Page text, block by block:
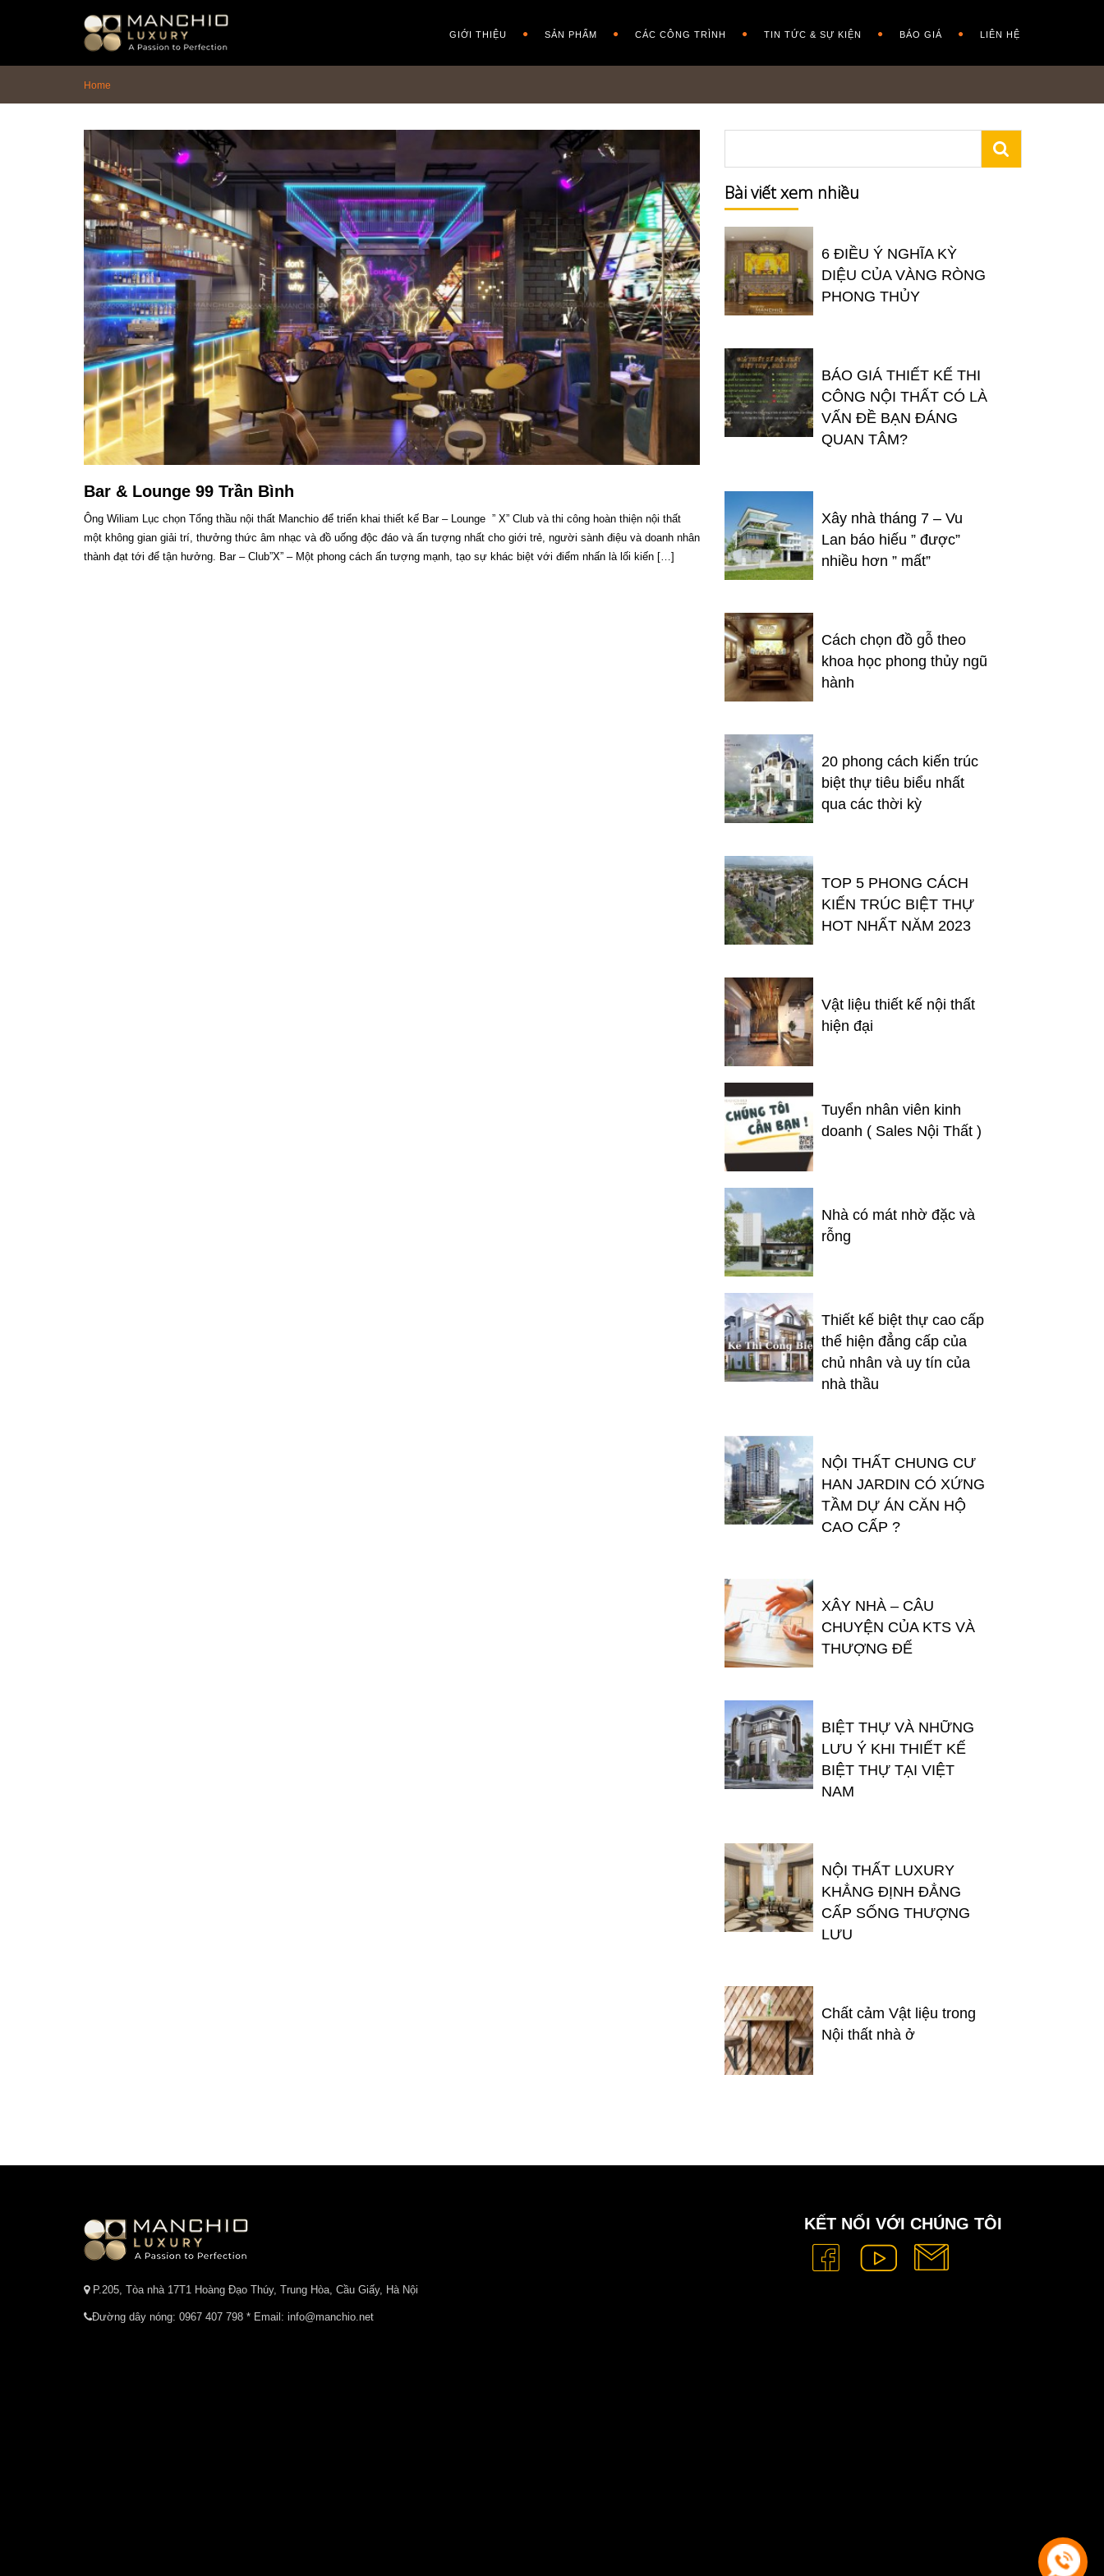
GIỚI THIỆU SẢN PHẨM CÁC CÔNG TRÌNH TIN TỨC & SỰ KIỆN BÁO GIÁ LIÊN HỆ
Home
Bar & Lounge 99 Trần Bình
Ông Wiliam Lục chọn Tổng thầu nội thất Manchio để triển khai thiết kế Bar – Lounge ” X” Club và thi công hoàn thiện nội thất
một không gian giải trí, thưởng thức âm nhạc và đồ uống độc đáo và ấn tượng nhất cho giới trẻ, người sành điệu và doanh nhân
thành đạt tới để tận hưởng. Bar – Club”X” – Một phong cách ấn tượng mạnh, tạo sự khác biệt với điểm nhấn là lối kiến […]
Bài viết xem nhiều
6 ĐIỀU Ý NGHĨA KỲ
DIỆU CỦA VÀNG RÒNG
PHONG THỦY
BÁO GIÁ THIẾT KẾ THI
CÔNG NỘI THẤT CÓ LÀ
VẤN ĐỀ BẠN ĐÁNG
QUAN TÂM?
Xây nhà tháng 7 – Vu
Lan báo hiếu ” được”
nhiều hơn ” mất”
Cách chọn đồ gỗ theo
khoa học phong thủy ngũ
hành
20 phong cách kiến trúc
biệt thự tiêu biểu nhất
qua các thời kỳ
TOP 5 PHONG CÁCH
KIẾN TRÚC BIỆT THỰ
HOT NHẤT NĂM 2023
Vật liệu thiết kế nội thất
hiện đại
Tuyển nhân viên kinh
doanh ( Sales Nội Thất )
Nhà có mát nhờ đặc và
rỗng
Thiết kế biệt thự cao cấp
thể hiện đẳng cấp của
chủ nhân và uy tín của
nhà thầu
NỘI THẤT CHUNG CƯ
HAN JARDIN CÓ XỨNG
TẦM DỰ ÁN CĂN HỘ
CAO CẤP ?
XÂY NHÀ – CÂU
CHUYỆN CỦA KTS VÀ
THƯỢNG ĐẾ
BIỆT THỰ VÀ NHỮNG
LƯU Ý KHI THIẾT KẾ
BIỆT THỰ TẠI VIỆT
NAM
NỘI THẤT LUXURY
KHẲNG ĐỊNH ĐẲNG
CẤP SỐNG THƯỢNG
LƯU
Chất cảm Vật liệu trong
Nội thất nhà ở
P.205, Tòa nhà 17T1 Hoàng Đạo Thúy, Trung Hòa, Cầu Giấy, Hà Nội
Đường dây nóng: 0967 407 798 * Email: info@manchio.net
KẾT NỐI VỚI CHÚNG TÔI